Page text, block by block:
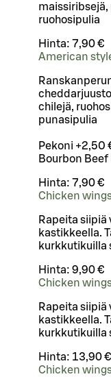
ruohosipulia
Hinta: 7,90 €
American
chilejä,
punasipulia
Pekoni +2,50
Bourbon
Hinta: 7,90 €
Chicken
Rapeita siipiä
kastikkeella.
kurkkutikuilla
Hinta: 9,90 €
Chicken
Rapeita siipiä
kastikkeella.
kurkkutikuilla
Hinta: 13,90 €
Chicken wings